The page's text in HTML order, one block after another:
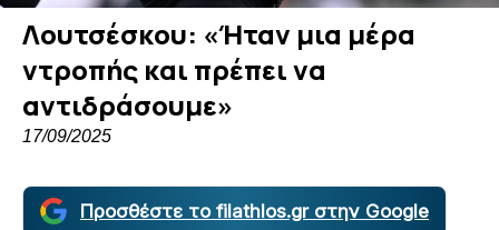
Λουτσέσκου: «Ήταν μια μέρα
ντροπής και πρέπει να
αντιδράσουμε»
17/09/2025
Προσθέστε το filathlos.gr στην Google